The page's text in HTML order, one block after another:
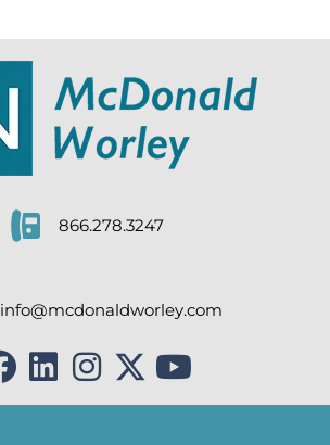
866.278.3247
info@mcdonaldworley.com